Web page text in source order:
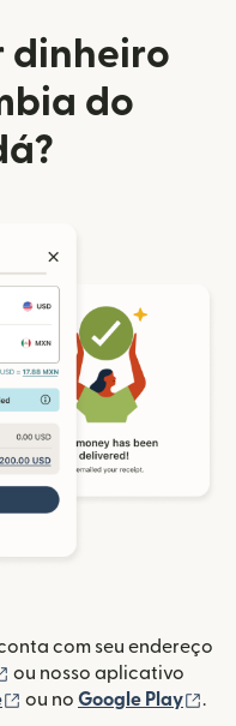
dinheiro
do
com seu endereço
(abre em uma nova
ou nosso aplicativo
(abre em uma nova
ou no Google Play .